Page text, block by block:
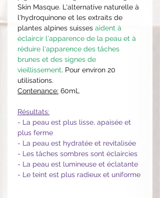
Skin Masque. L'alternative naturelle à
l'hydroquinone et les extraits de
plantes alpines suisses aident à
éclaircir l'apparence de la peau et à
réduire l'apparence des tâches
brunes et des signes de
vieillissement. Pour environ 20
utilisations.
Contenance: 60mL
Résultats:
- La peau est plus lisse, apaisée et
plus ferme
- La peau est hydratée et revitalisée
- Les tâches sombres sont éclaircies
- La peau est lumineuse et éclatante
- Le teint est plus radieux et uniforme